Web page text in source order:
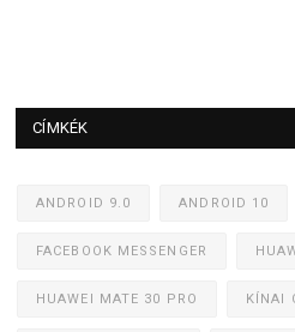
CÍMKÉK
ANDROID 9.0 ANDROID 10
FACEBOOK MESSENGER
HUAWEI MATE 30 PRO KÍNAI